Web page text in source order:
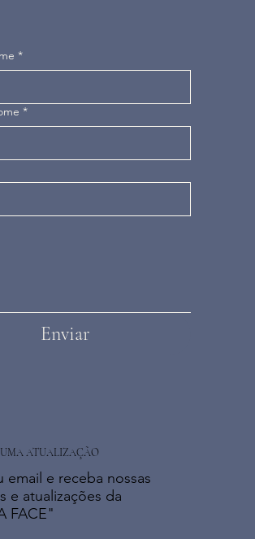
email e receba nossas
e atualizações da
FACE"
ATUALIZAÇÃO
*
*
Enviar